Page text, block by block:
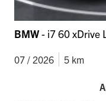
BMW- i7 60 xDrive
07 / 2026 5 km